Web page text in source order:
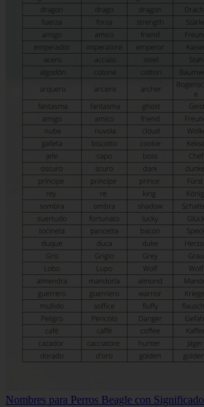
Nombres para Perros Beagle con Significado